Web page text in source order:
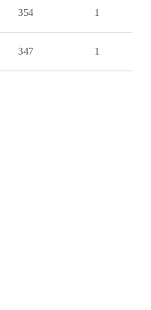
354 1
347 1